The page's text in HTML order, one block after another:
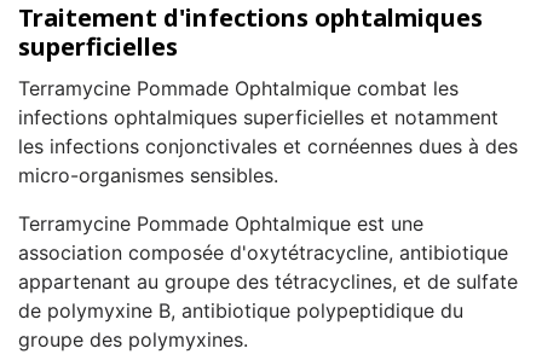
Traitement d'infections ophtalmiques
superficielles
Terramycine Pommade Ophtalmique combat les
infections ophtalmiques superficielles et notamment
les infections conjonctivales et cornéennes dues à des
micro-organismes sensibles.
Terramycine Pommade Ophtalmique est une
association composée d'oxytétracycline, antibiotique
appartenant au groupe des tétracyclines, et de sulfate
de polymyxine B, antibiotique polypeptidique du
groupe des polymyxines.